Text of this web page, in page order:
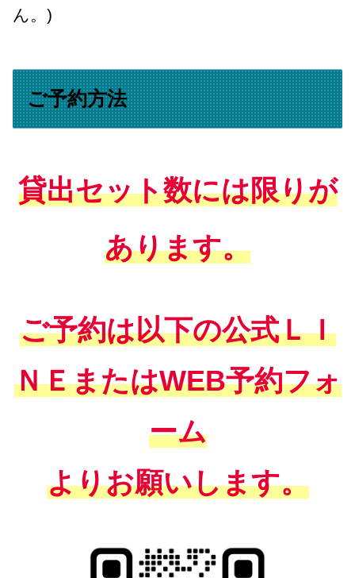
ん。)
ご予約方法
貸出セット数には限りが
あります。
ご予約は以下の公式ＬＩ
ＮＥまたはWEB予約フォ
ーム
よりお願いします。